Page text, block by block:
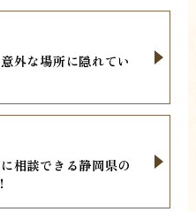
外な場所に隠れてい
相談できる静岡県の